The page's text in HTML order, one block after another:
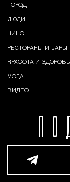
ГОРОД
ЛЮДИ
КИНО
РЕСТОРАНЫ И БАРЫ
КРАСОТА И
МОДА
ВИДЕО